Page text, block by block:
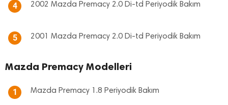
4 2002 Mazda Premacy 2.0 Di-td Periyodik Bakım
5 2001 Mazda Premacy 2.0 Di-td Periyodik Bakım
Mazda Premacy Modelleri
1 Mazda Premacy 1.8 Periyodik Bakım